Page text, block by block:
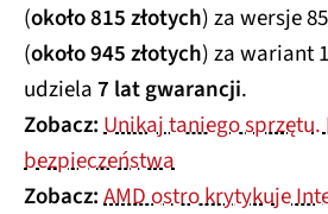
(około 815 złotych) za wersje
(około 945 złotych) za wariant
udziela7 lat gwarancji.
Zobacz:Unikaj taniego
bezpieczeństwa
Zobacz:AMD ostro krytykuje